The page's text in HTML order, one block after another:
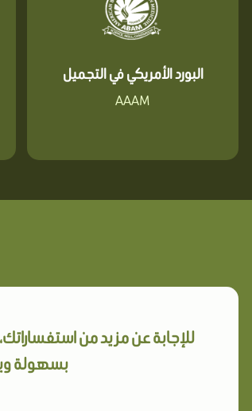
البورد الأمريكي في التجميل
AAAM
للإجابة عن مزيد من
بسهولة